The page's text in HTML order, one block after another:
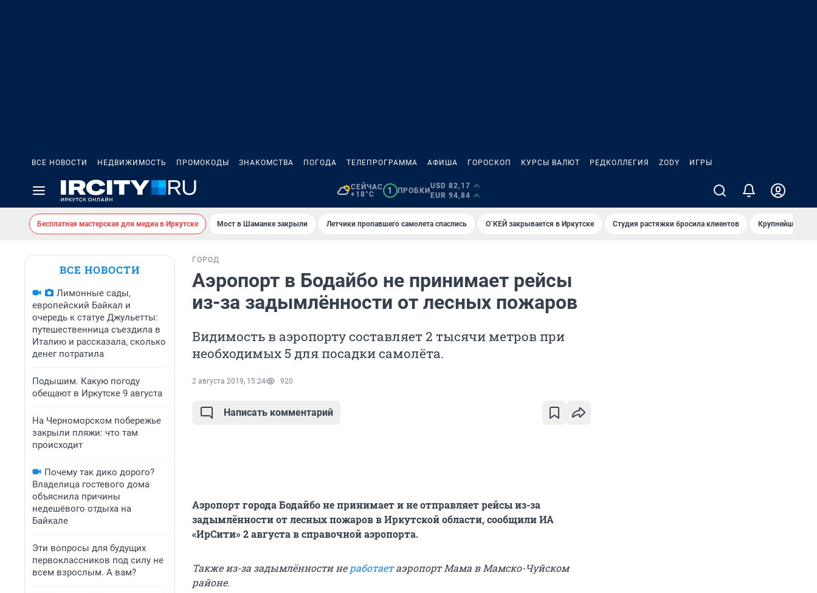
ВСЕ НОВОСТИ НЕДВИЖИМОСТЬ ПРОМОКОДЫ ЗНАКОМСТВА ПОГОДА ТЕЛЕПРОГРАММА АФИША ГОРОСКОП КУРСЫ ВАЛЮТ РЕДКОЛЛЕГИЯ ZODY ИГРЫ
СЕЙЧАС
+18°C
1 ПРОБКИ
USD 82,17
EUR 94,84
Бесплатная мастерская для медиа в Иркутске Мост в Шаманке закрыли Летчики пропавшего самолета спаслись О`КЕЙ закрывается в Иркутске Студия растяжки бросила клиентов Крупнейшие
ВСЕ НОВОСТИ
Лимонные сады,
европейский Байкал и
очередь к статуе Джульетты:
путешественница съездила в
Италию и рассказала, сколько
денег потратила
Подышим. Какую погоду
обещают в Иркутске 9 августа
На Черноморском побережье
закрыли пляжи: что там
происходит
Почему так дико дорого?
Владелица гостевого дома
объяснила причины
недешёвого отдыха на
Байкале
Эти вопросы для будущих
первоклассников под силу не
всем взрослым. А вам?
ГОРОД
Аэропорт в Бодайбо не принимает рейсы
из-за задымлённости от лесных пожаров
Видимость в аэропорту составляет 2 тысячи метров при
необходимых 5 для посадки самолёта.
2 августа 2019, 15:24 920
Написать комментарий
Аэропорт города Бодайбо не принимает и не отправляет рейсы из-за
задымлённости от лесных пожаров в Иркутской области, сообщили ИА
«ИрСити» 2 августа в справочной аэропорта.
Также из-за задымлённости не работаетаэропорт Мама в Мамско-Чуйском
районе.